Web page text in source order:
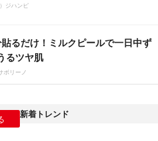
）ジハンピ
るだけ！ミルクピールで一日中ず
るツヤ肌
ボリーノ
新着トレンド